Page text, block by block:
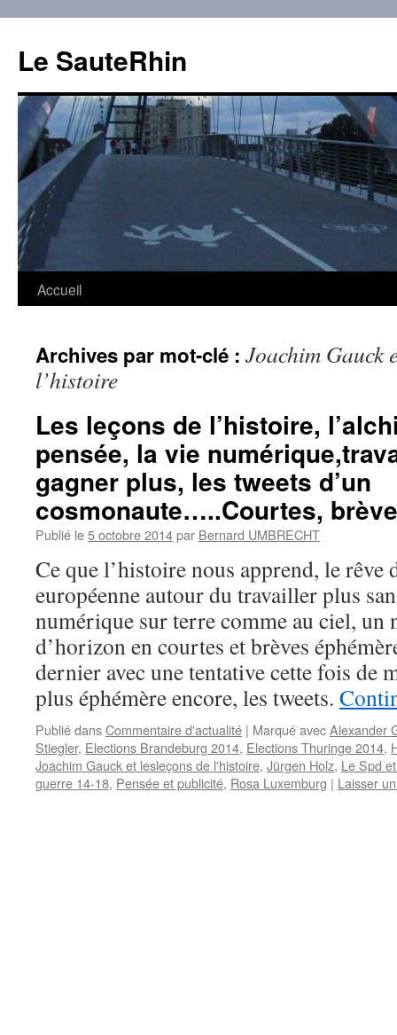
contenu
Le SauteRhin
Accueil
Archives par mot-clé : Joachim Gauck
l’histoire
Les leçons de l’histoire,
pensée, la vie
gagner plus, les tweets d’un
cosmonaute…..Courtes,
Publié le5 octobre 2014par Bernard UMBRECHT
Ce que l’histoire nous apprend, le rêve
européenne autour du travailler plus
numérique sur terre comme au ciel, un
d’horizon en courtes et brèves
dernier avec une tentative cette fois de
plus éphémère encore, les tweets.
Publié dansCommentaire d'actualité | Marqué avecAlexander
Stiegler, Elections Brandeburg 2014, Elections Thuringe 2014,
Joachim Gauck et lesleçons de l'histoire, Jürgen Holz, Le Spd
guerre 14-18, Pensée et publicité, Rosa Luxemburg | Laisser